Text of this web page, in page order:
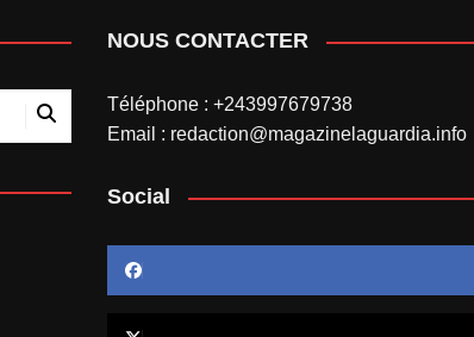
NOUS CONTACTER
Téléphone : +243997679738
Email : redaction@magazinelaguardia.info
Social